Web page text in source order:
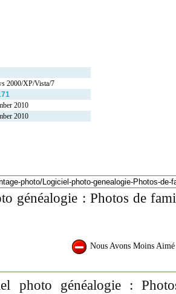
2000/XP/Vista/7
2010
2010
généalogie : Photos de
Nous Avons Moins Aimé
photo généalogie :